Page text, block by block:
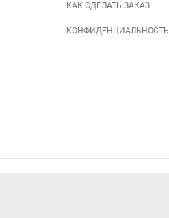
КАК СДЕЛАТЬ ЗАКАЗ
КОНФИДЕНЦИАЛЬНОСТЬ